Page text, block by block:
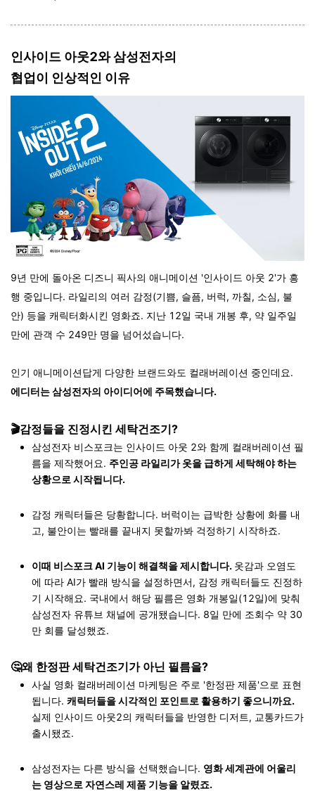
인사이드 아웃2와 삼성전자의
협업이 인상적인 이유
9년 만에 돌아온 디즈니 픽사의 애니메이션 '인사이드 아웃 2'가 흥
행 중입니다. 라일리의 여러 감정(기쁨, 슬픔, 버럭, 까칠, 소심, 불
안) 등을 캐릭터화시킨 영화죠. 지난 12일 국내 개봉 후, 약 일주일
만에 관객 수 249만 명을 넘어섰습니다.
인기 애니메이션답게 다양한 브랜드와도 컬래버레이션 중인데요.
에디터는 삼성전자의 아이디어에 주목했습니다.
🎬감정들을 진정시킨 세탁건조기?
삼성전자 비스포크는 인사이드 아웃 2와 함께 컬래버레이션 필
름을 제작했어요. 주인공 라일리가 옷을 급하게 세탁해야 하는
상황으로 시작됩니다.
감정 캐릭터들은 당황합니다. 버럭이는 급박한 상황에 화를 내
고, 불안이는 빨래를 끝내지 못할까봐 걱정하기 시작하죠.
이때 비스포크 AI 기능이 해결책을 제시합니다. 옷감과 오염도
에 따라 AI가 빨래 방식을 설정하면서, 감정 캐릭터들도 진정하
기 시작해요. 국내에서 해당 필름은 영화 개봉일(12일)에 맞춰
삼성전자 유튜브 채널에 공개됐습니다. 8일 만에 조회수 약 30
만 회를 달성했죠.
🤔왜 한정판 세탁건조기가 아닌 필름을?
사실 영화 컬래버레이션 마케팅은 주로 '한정판 제품'으로 표현
됩니다. 캐릭터들을 시각적인 포인트로 활용하기 좋으니까요.
실제 인사이드 아웃2의 캐릭터들을 반영한 디저트, 교통카드가
출시됐죠.
삼성전자는 다른 방식을 선택했습니다. 영화 세계관에 어울리
는 영상으로 자연스레 제품 기능을 알렸죠.